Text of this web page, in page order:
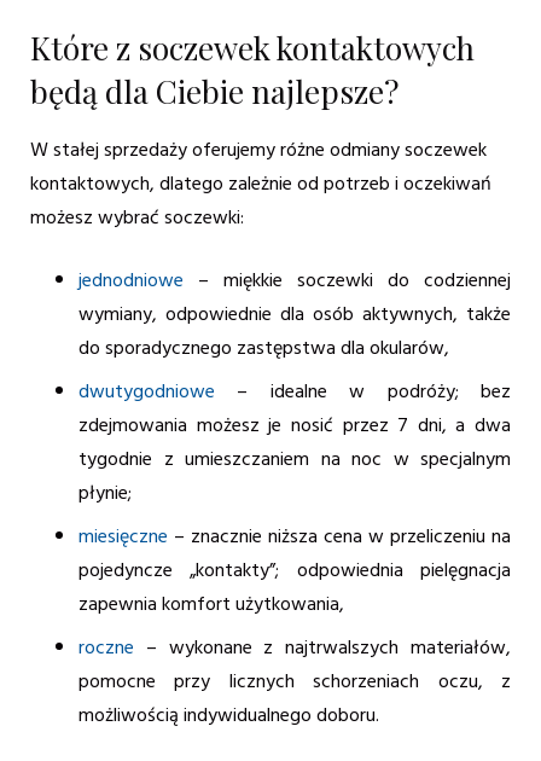
Które z soczewek kontaktowych
będą dla Ciebie najlepsze?
W stałej sprzedaży oferujemy różne odmiany soczewek
kontaktowych, dlatego zależnie od potrzeb i oczekiwań
możesz wybrać soczewki:
jednodniowe – miękkie soczewki do codziennej
wymiany, odpowiednie dla osób aktywnych, także
do sporadycznego zastępstwa dla okularów,
dwutygodniowe – idealne w podróży; bez
zdejmowania możesz je nosić przez 7 dni, a dwa
tygodnie z umieszczaniem na noc w specjalnym
płynie;
miesięczne – znacznie niższa cena w przeliczeniu na
pojedyncze „kontakty”; odpowiednia pielęgnacja
zapewnia komfort użytkowania,
roczne – wykonane z najtrwalszych materiałów,
pomocne przy licznych schorzeniach oczu, z
możliwością indywidualnego doboru.